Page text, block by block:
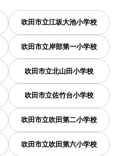
吹田市立江坂大池小学校
吹田市立岸部第一小学校
吹田市立北山田小学校
吹田市立佐竹台小学校
吹田市立吹田第二小学校
吹田市立吹田第六小学校